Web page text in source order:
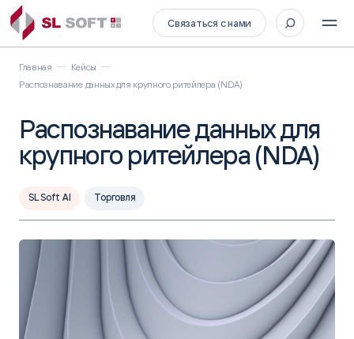
Связаться с нами
Главная
Кейсы
Распознавание данных для крупного ритейлера (NDA)
Распознавание данных для
крупного ритейлера (NDA)
SL Soft AI Торговля